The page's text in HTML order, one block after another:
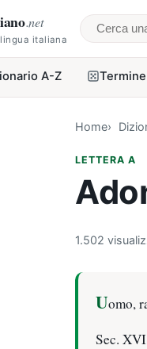
.net
italiana Cerca
A-Z
Home
LETTERA A
1.502
Uomo,
Sec. XVI